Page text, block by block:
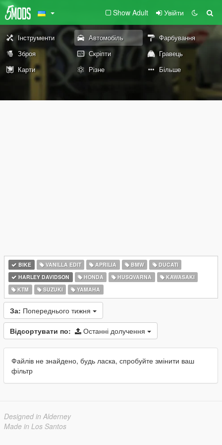
Show Adult Увійти
Інструменти Автомобіль
Фарбування
Зброя
Скріпти
Гравець
Карти
Різне Більше
BIKE VANILLA EDIT APRILIA BMW
DUCATI
HARLEY DAVIDSON
HONDA HUSQVARNA
KAWASAKI
KTM
SUZUKI YAMAHA
За: Попереднього тижня
Відсортувати по: Останні долучення
Файлів не знайдено, будь ласка, спробуйте змінити ваш
фільтр
Designed in Alderney
Made in Los Santos